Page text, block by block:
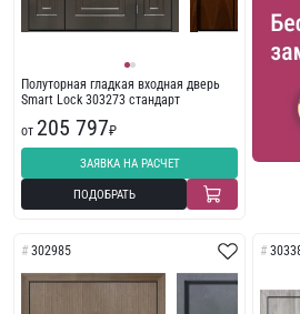
Полуторная гладкая входная дверь
Smart Lock 303273 стандарт
от 205 797₽
ЗАЯВКА НА РАСЧЕТ
ПОДОБРАТЬ
302985